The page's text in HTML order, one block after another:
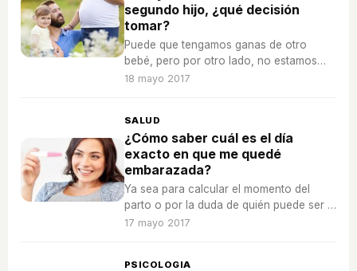
segundo hijo, ¿qué decisión
tomar?
Puede que tengamos ganas de otro
bebé, pero por otro lado, no estamos
seguros de que sea el mejor momento,
18 mayo 2017
SALUD
¿Cómo saber cuál es el día
exacto en que me quedé
embarazada?
Ya sea para calcular el momento del
parto o por la duda de quién puede ser el
padre del bebé, hay mujeres
17 mayo 2017
PSICOLOGIA